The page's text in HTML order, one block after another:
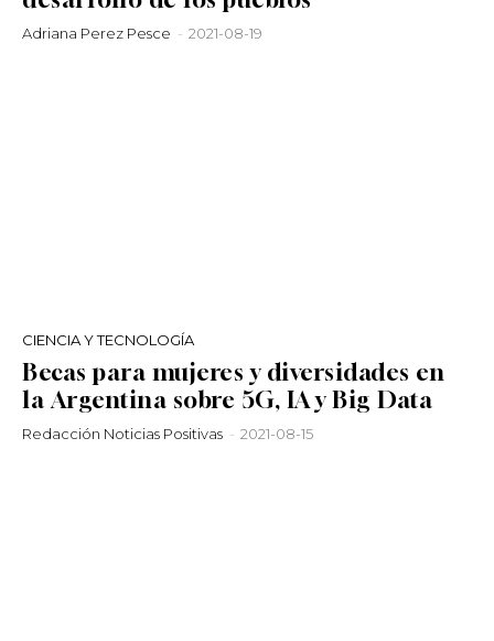
Adriana Perez Pesce - 2021-08-19
CIENCIA Y TECNOLOGÍA
Becas para mujeres y diversidades en
la Argentina sobre 5G, IA y Big Data
Redacción Noticias Positivas - 2021-08-15